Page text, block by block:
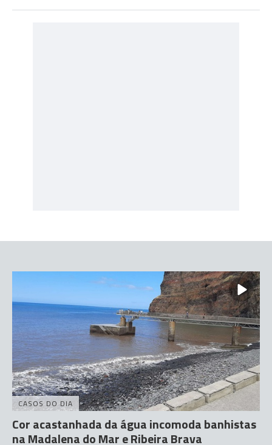
CASOS DO DIA
Cor acastanhada da água incomoda banhistas
na Madalena do Mar e Ribeira Brava